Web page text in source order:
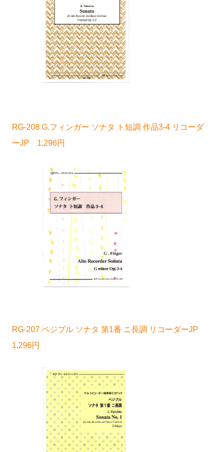
RG-208 G.フィンガー ソナタ ト短調 作品3-4 リコーダ
ーJP 1,296円
RG-207 ペジブル ソナタ 第1番 ニ長調 リコーダーJP
1,296円